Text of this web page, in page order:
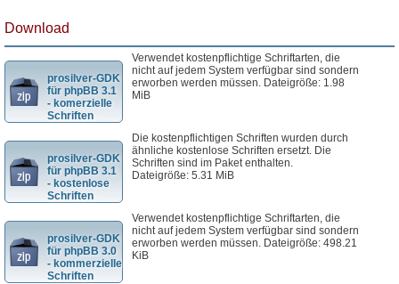
Download
prosilver-GDK
für phpBB 3.1
- komerzielle
Schriften
Verwendet kostenpflichtige Schriftarten, die
nicht auf jedem System verfügbar sind sondern
erworben werden müssen. Dateigröße: 1.98
MiB
prosilver-GDK
für phpBB 3.1
- kostenlose
Schriften
Die kostenpflichtigen Schriften wurden durch
ähnliche kostenlose Schriften ersetzt. Die
Schriften sind im Paket enthalten.
Dateigröße: 5.31 MiB
prosilver-GDK
für phpBB 3.0
- kommerzielle
Schriften
Verwendet kostenpflichtige Schriftarten, die
nicht auf jedem System verfügbar sind sondern
erworben werden müssen. Dateigröße: 498.21
KiB